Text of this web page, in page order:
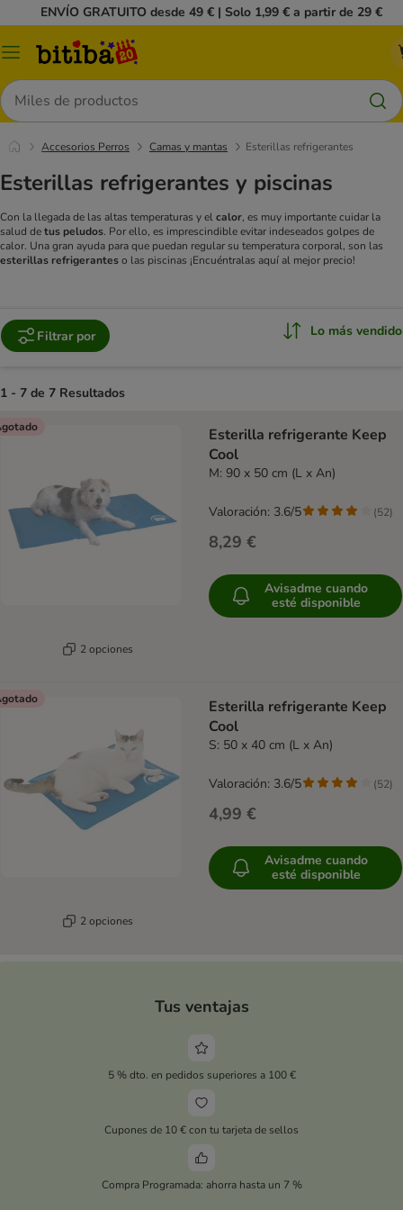
ENVÍO GRATUITO desde 49 € | Solo 1,99 € a partir de 29 €
Menú
Buscar
Accesorios Perros Camas y mantas Esterillas refrigerantes
Esterillas refrigerantes y piscinas
Con la llegada de las altas temperaturas y elcalor, es muy importante cuidar la
salud detus peludos. Por ello, es imprescindible evitar indeseados golpes de
calor. Una gran ayuda para que puedan regular su temperatura corporal, son las
esterillas refrigeranteso las piscinas ¡Encuéntralas aquí al mejor precio!
Filtrar por Lo más vendido
1 - 7 de 7 Resultados
2 opciones
Esterilla refrigerante Keep
Cool
M: 90 x 50 cm (L x An)
8,29 €
Valoración: 3.6/5 (52)
Avisadme cuando
esté disponible
2 opciones
Esterilla refrigerante Keep
Cool
S: 50 x 40 cm (L x An)
4,99 €
Valoración: 3.6/5 (52)
Avisadme cuando
esté disponible
Tus ventajas
5 % dto. en pedidos superiores a 100 €
Cupones de 10 € con tu tarjeta de sellos
Compra Programada: ahorra hasta un 7 %